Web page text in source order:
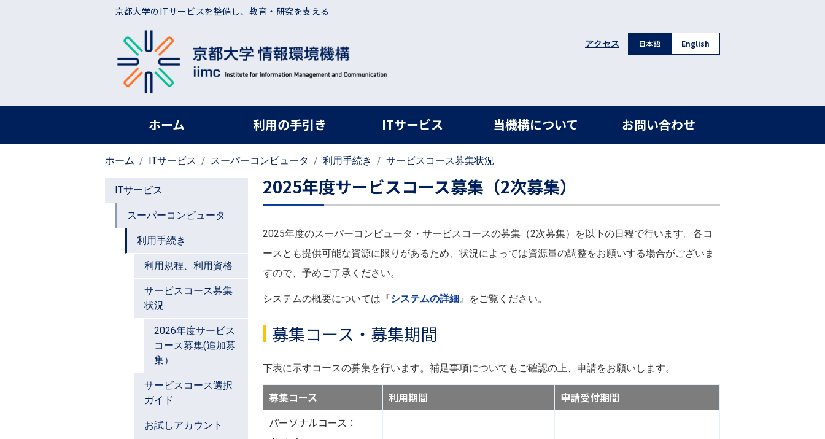
京都大学のITサービスを整備し、教育・研究を支える
アクセス 日本語 English
ヘッダー グローバルナビ
ホーム 利用の手引き ITサービス 当機構について お問い合わせ
ホーム ITサービス スーパーコンピュータ 利用手続き サービスコース募集状況
ITサービス
スーパーコンピュータ
利用手続き
利用規程、利用資格
サービスコース募集
状況
2026年度サービス
コース募集(追加募
集）
サービスコース選択
ガイド
お試しアカウント
2025年度サービスコース募集（2次募集）
2025年度のスーパーコンピュータ・サービスコースの募集（2次募集）を以下の日程で行います。各コ
ースとも提供可能な資源に限りがあるため、状況によっては資源量の調整をお願いする場合がございま
すので、予めご了承ください。
システムの概要については『システムの詳細』をご覧ください。
募集コース・募集期間
下表に示すコースの募集を行います。補足事項についてもご確認の上、申請をお願いします。
募集コース 利用期間
申請受付期間
パーソナルコース：